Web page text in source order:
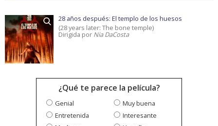
28 años después: El templo de los huesos
(28 years later: The bone temple)
Dirigida por Nia DaCosta
¿Qué te parece la película?
Genial
Muy buena
Entretenida
Interesante